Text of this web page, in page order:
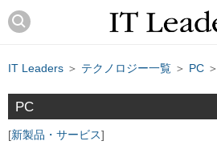
IT Leaders ＞ テクノロジー一覧 ＞ PC ＞
PC
新製品・サービス